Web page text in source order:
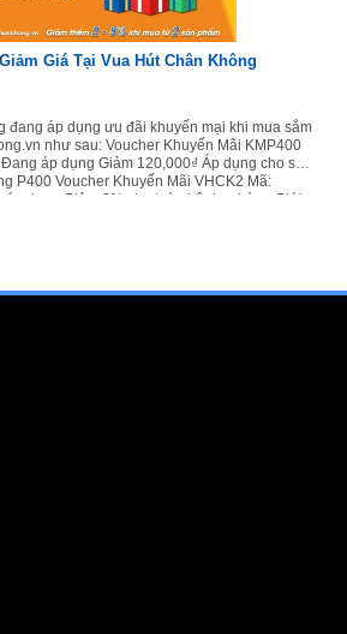
Giá Tại Vua Hút Chân Không
đang áp dụng ưu đãi khuyến mại khi mua sắm
như sau: Voucher Khuyến Mãi KMP400
áp dụng Giảm 120,000₫ Áp dụng cho sản
Voucher Khuyến Mãi VHCK2 Mã:
dụng Giảm 2% cho toàn bộ đơn hàng Giới